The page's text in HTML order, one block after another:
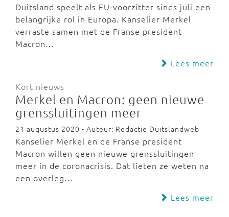
Duitsland speelt als EU-voorzitter sinds juli een
belangrijke rol in Europa. Kanselier Merkel
verraste samen met de Franse president
Macron…
Lees meer
Kort nieuws
Merkel en Macron: geen nieuwe
grenssluitingen meer
21 augustus 2020 - Auteur: Redactie Duitslandweb
Kanselier Merkel en de Franse president
Macron willen geen nieuwe grenssluitingen
meer in de coronacrisis. Dat lieten ze weten na
een overleg…
Lees meer